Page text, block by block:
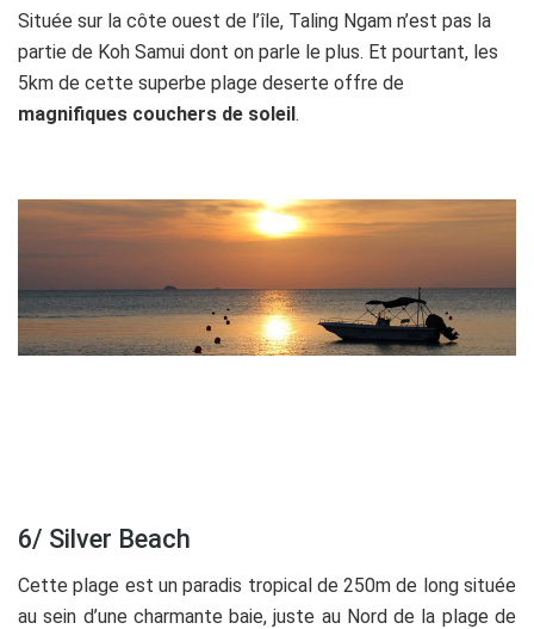
Située sur la côte ouest de l’île, Taling Ngam n’est pas la
partie de Koh Samui dont on parle le plus. Et pourtant, les
5km de cette superbe plage deserte offre de
magnifiques couchers de soleil.
6/ Silver Beach
Cette plage est un paradis tropical de 250m de long située
au sein d’une charmante baie, juste au Nord de la plage de